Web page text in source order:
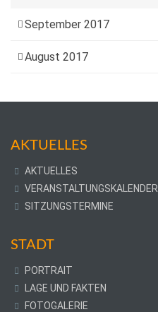
September 2017
August 2017
AKTUELLES
AKTUELLES
VERANSTALTUNGSKALENDER
SITZUNGSTERMINE
STADT
PORTRAIT
LAGE UND FAKTEN
FOTOGALERIE